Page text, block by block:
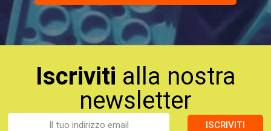
Iscriviti alla nostra
newsletter
ISCRIVITI